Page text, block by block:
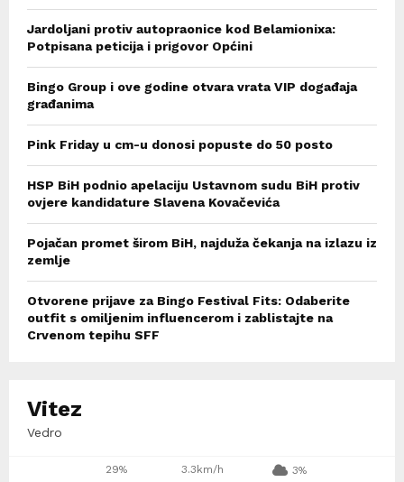
Jardoljani protiv autopraonice kod Belamionixa:
Potpisana peticija i prigovor Općini
Bingo Group i ove godine otvara vrata VIP događaja
građanima
Pink Friday u cm-u donosi popuste do 50 posto
HSP BiH podnio apelaciju Ustavnom sudu BiH protiv
ovjere kandidature Slavena Kovačevića
Pojačan promet širom BiH, najduža čekanja na izlazu iz
zemlje
Otvorene prijave za Bingo Festival Fits: Odaberite
outfit s omiljenim influencerom i zablistajte na
Crvenom tepihu SFF
Vitez
Vedro
29% 3.3km/h 3%